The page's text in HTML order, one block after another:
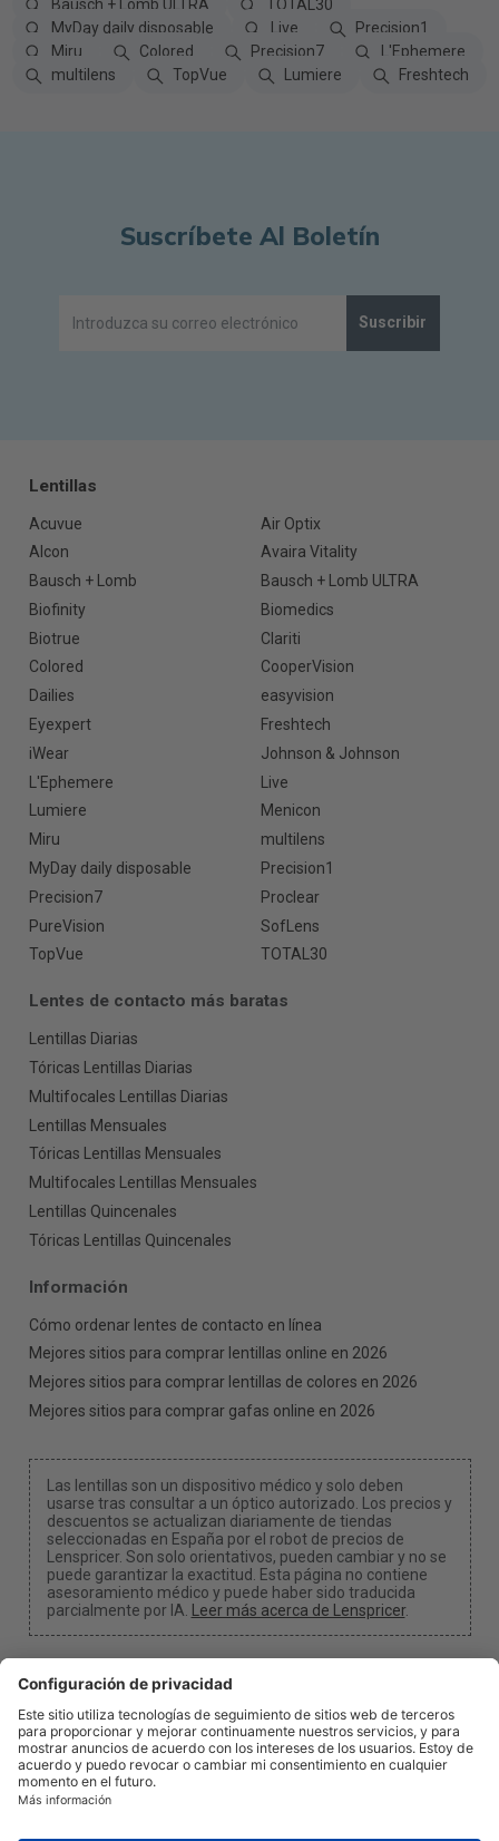
Bausch + Lomb ULTRA
TOTAL30
MyDay daily disposable
Live
Precision1
Miru
Colored Precision7
L'Ephemere
multilens
TopVue Lumiere Freshtech
Suscríbete Al Boletín
Suscribir
Lentillas
Acuvue
Air Optix
Alcon
Avaira Vitality
Bausch + Lomb
Bausch + Lomb ULTRA
Biofinity
Biomedics
Biotrue
Clariti
Colored
CooperVision
Dailies
easyvision
Eyexpert
Freshtech
iWear
Johnson & Johnson
L'Ephemere
Live
Lumiere
Menicon
Miru
multilens
MyDay daily disposable
Precision1
Precision7
Proclear
PureVision
SofLens
TopVue
TOTAL30
Lentes de contacto más baratas
Lentillas Diarias
Tóricas Lentillas Diarias
Multifocales Lentillas Diarias
Lentillas Mensuales
Tóricas Lentillas Mensuales
Multifocales Lentillas Mensuales
Lentillas Quincenales
Tóricas Lentillas Quincenales
Información
Cómo ordenar lentes de contacto en línea
Mejores sitios para comprar lentillas online en 2026
Mejores sitios para comprar lentillas de colores en 2026
Mejores sitios para comprar gafas online en 2026
Las lentillas son un dispositivo médico y solo deben
usarse tras consultar a un óptico autorizado. Los precios y
descuentos se actualizan diariamente de tiendas
seleccionadas en España por el robot de precios de
Lenspricer. Son solo orientativos, pueden cambiar y no se
puede garantizar la exactitud. Esta página no contiene
asesoramiento médico y puede haber sido traducida
parcialmente por IA.
Leer más acerca de Lenspricer.
Configuración de cookies
Podemos recibir una comisión si utilizas uno de
nuestros enlaces para realizar una compra.